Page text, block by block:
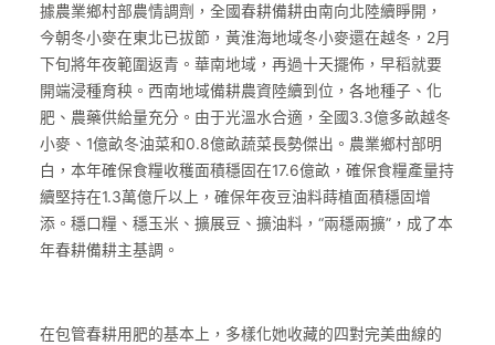
據農業鄉村部農情調劑，全國春耕備耕由南向北陸續睜開，
今朝冬小麥在東北已拔節，黃淮海地域冬小麥還在越冬，2月
下旬將年夜範圍返青。華南地域，再過十天擺佈，早稻就要
開端浸種育秧。西南地域備耕農資陸續到位，各地種子、化
肥、農藥供給量充分。由于光溫水合適，全國3.3億多畝越冬
小麥、1億畝冬油菜和0.8億畝蔬菜長勢傑出。農業鄉村部明
白，本年確保食糧收穫面積穩固在17.6億畝，確保食糧產量持
續堅持在1.3萬億斤以上，確保年夜豆油料蒔植面積穩固增
添。穩口糧、穩玉米、擴展豆、擴油料，“兩穩兩擴”，成了本
年春耕備耕主基調。
在包管春耕用肥的基本上，多樣化她收藏的四對完美曲線的